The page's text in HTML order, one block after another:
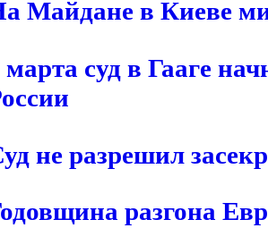
Майдане в Киеве
марта суд в Гааге